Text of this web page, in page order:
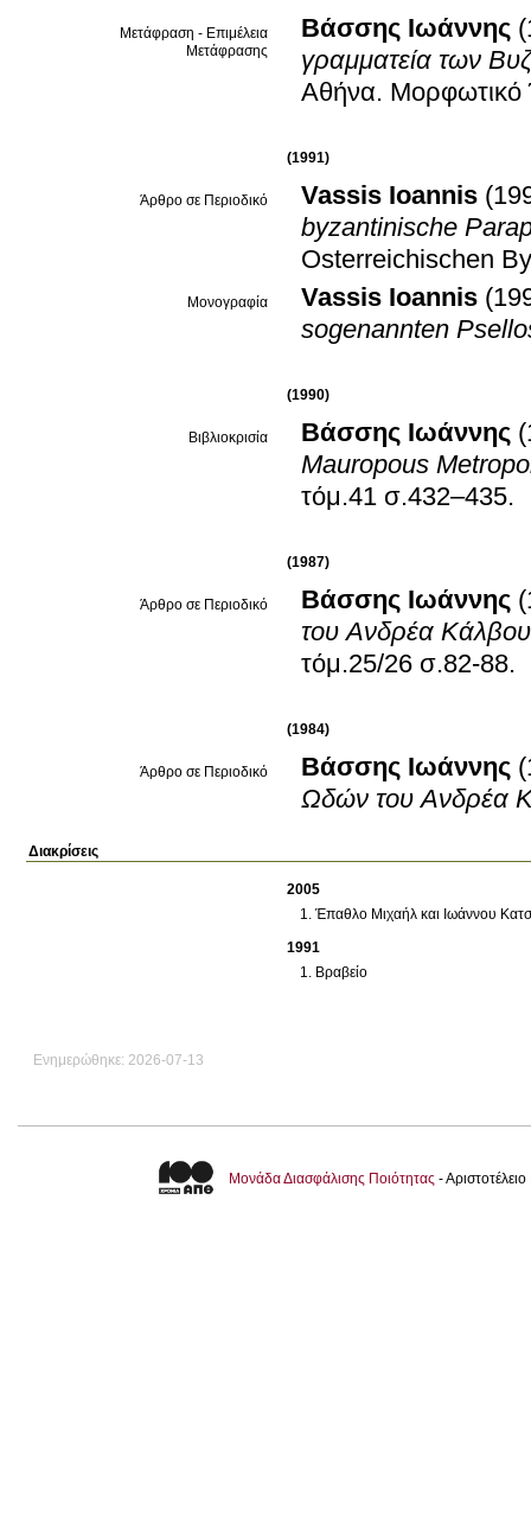
Μετάφραση - Επιμέλεια
Μετάφρασης
Βάσσης Ιωάννης
γραμματεία των
Αθήνα. Μορφωτικό
(1991)
Άρθρο σε Περιοδικό Vassis Ioannis
byzantinische
Osterreichischen
Μονογραφία Vassis Ioannis
sogenannten
(1990)
Βιβλιοκρισία Βάσσης Ιωάννης
Mauropous
τόμ.41 σ.432–435.
(1987)
Άρθρο σε Περιοδικό Βάσσης Ιωάννης
του Ανδρέα Κάλβου
τόμ.25/26 σ.82-88.
(1984)
Άρθρο σε Περιοδικό Βάσσης Ιωάννης
Ωδών του Ανδρέα
Διακρίσεις
2005
Έπαθλο Μιχαήλ και Ιωάννου
1991
Βραβείο
Ενημερώθηκε: 2026-07-13
Μονάδα Διασφάλισης Ποιότητας -